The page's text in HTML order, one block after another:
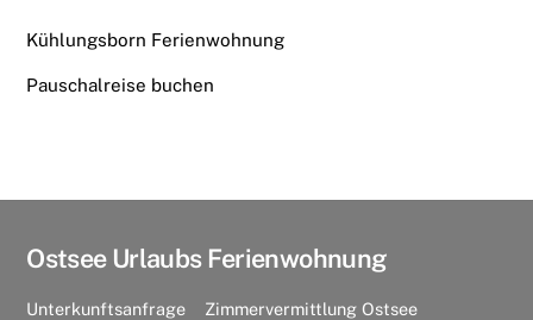
Kühlungsborn Ferienwohnung
Pauschalreise buchen
Ostsee Urlaubs Ferienwohnung
Unterkunftsanfrage
Zimmervermittlung Ostsee